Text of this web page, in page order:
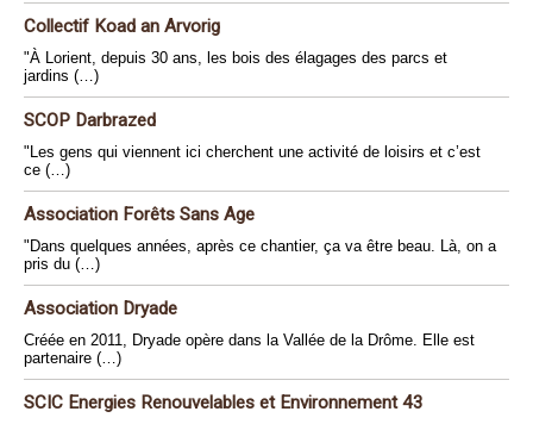
Collectif Koad an Arvorig
"À Lorient, depuis 30 ans, les bois des élagages des parcs et
jardins (…)
SCOP Darbrazed
"Les gens qui viennent ici cherchent une activité de loisirs et c’est
ce (…)
Association Forêts Sans Age
"Dans quelques années, après ce chantier, ça va être beau. Là, on a
pris du (…)
Association Dryade
Créée en 2011, Dryade opère dans la Vallée de la Drôme. Elle est
partenaire (…)
SCIC Energies Renouvelables et Environnement 43